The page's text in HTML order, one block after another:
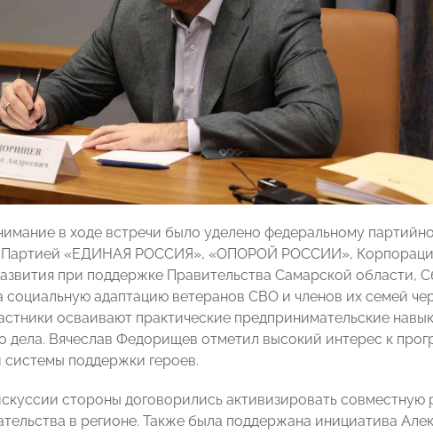
в ходе встречи было уделено федеральному
Партией «ЕДИНАЯ РОССИЯ», «ОПОРОЙ РОССИИ»,
при поддержке Правительства Самарской области,
социальную адаптацию ветеранов СВО и членов их семей
осваивают практические предпринимательские
дела. Вячеслав Федорищев отметил высокий интерес к
системы поддержки героев.
стороны договорились активизировать совместную
в регионе. Также была поддержана инициатива